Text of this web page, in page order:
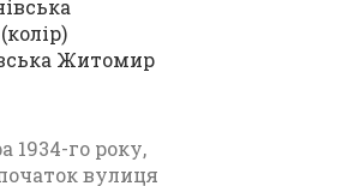
Житомир
го року,
вулиця